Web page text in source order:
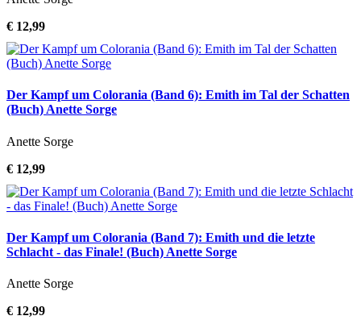
€ 12,99
Der Kampf um Colorania (Band 6): Emith im Tal der Schatten
(Buch) Anette Sorge
Anette Sorge
€ 12,99
Der Kampf um Colorania (Band 7): Emith und die letzte
Schlacht - das Finale! (Buch) Anette Sorge
Anette Sorge
€ 12,99